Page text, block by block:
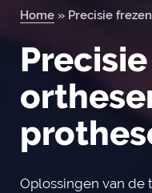
Home » Precisie
Oplossingen van de